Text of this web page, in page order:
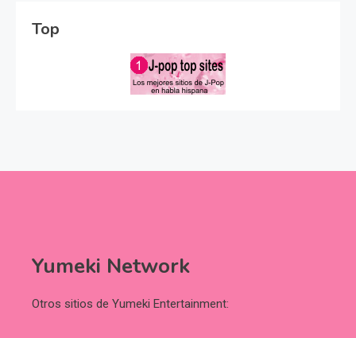
Top
Yumeki Network
Otros sitios de Yumeki Entertainment: